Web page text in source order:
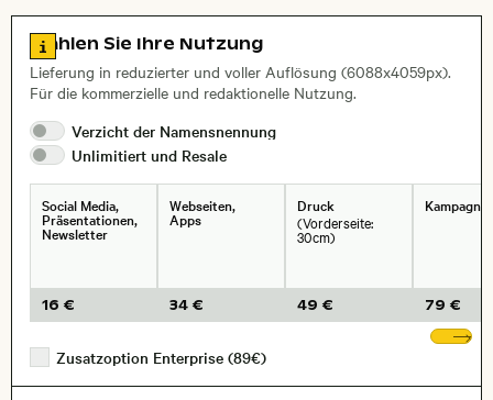
, Objektiv
Zu den Lizenzinformationen springen
Wählen Sie Ihre Nutzung
Lieferung in reduzierter und voller Auflösung (6088x4059px).
Für die kommerzielle und redaktionelle Nutzung.
Verzicht der Namensnennung
Unlimitiert und Resale
Social Media,
Präsentationen,
Newsletter
16 €
Webseiten,
Apps
34 €
Druck
(Vorderseite:
30cm)
49 € 79 €
Zusatzoption Enterprise (89€)